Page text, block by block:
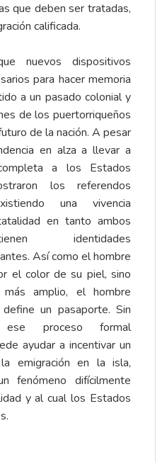
que deben ser tratadas,
calificada.
nuevos dispositivos
para hacer memoria
a un pasado colonial y
de los puertorriqueños
de la nación. A pesar
en alza a llevar a
a los Estados
los referendos
una vivencia
en tanto ambos
identidades
Así como el hombre
el color de su piel, sino
amplio, el hombre
un pasaporte. Sin
ese proceso formal
ayudar a incentivar un
emigración en la isla,
fenómeno difícilmente
y al cual los Estados